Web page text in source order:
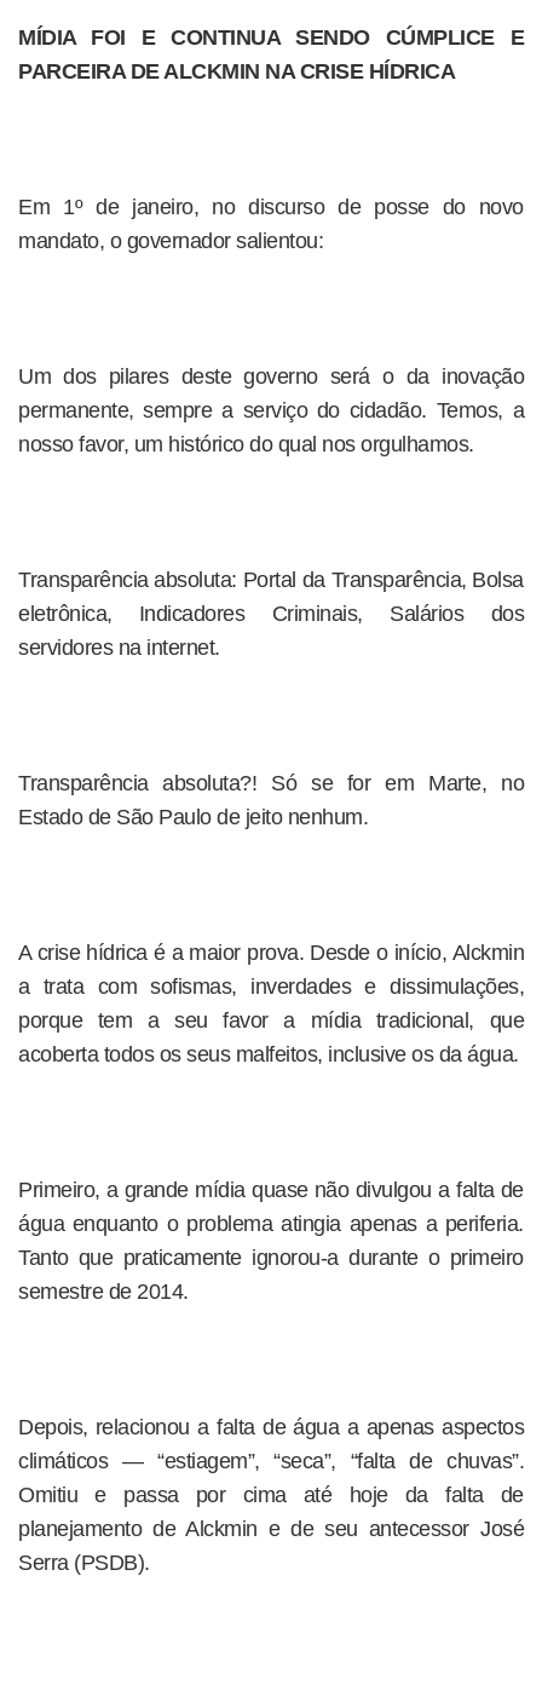
MÍDIA FOI E CONTINUA SENDO CÚMPLICE E
PARCEIRA DE ALCKMIN NA CRISE HÍDRICA
Em 1º de janeiro, no discurso de posse do novo
mandato, o governador salientou:
Um dos pilares deste governo será o da inovação
permanente, sempre a serviço do cidadão. Temos, a
nosso favor, um histórico do qual nos orgulhamos.
Transparência absoluta: Portal da Transparência, Bolsa
eletrônica, Indicadores Criminais, Salários dos
servidores na internet.
Transparência absoluta?! Só se for em Marte, no
Estado de São Paulo de jeito nenhum.
A crise hídrica é a maior prova. Desde o início, Alckmin
a trata com sofismas, inverdades e dissimulações,
porque tem a seu favor a mídia tradicional, que
acoberta todos os seus malfeitos, inclusive os da água.
Primeiro, a grande mídia quase não divulgou a falta de
água enquanto o problema atingia apenas a periferia.
Tanto que praticamente ignorou-a durante o primeiro
semestre de 2014.
Depois, relacionou a falta de água a apenas aspectos
climáticos — “estiagem”, “seca”, “falta de chuvas”.
Omitiu e passa por cima até hoje da falta de
planejamento de Alckmin e de seu antecessor José
Serra (PSDB).